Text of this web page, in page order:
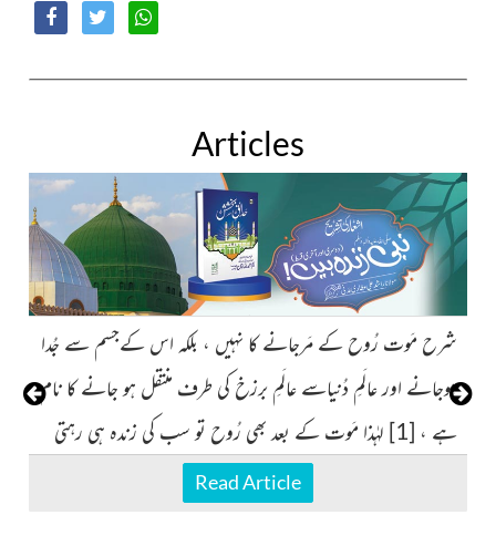
Articles
شرح مَوت رُوح کے مَرجانے کا نہیں ، بلکہ اس کےجسم سے جُدا
ہوجانے اور عالَمِ دُنیاسے عالَمِ برزخ کی طرف منتقل ہو جانے کا نام
ہے ، [1] لہٰذا مَوت کے بعد بھی رُوح تو سب کی زندہ ہی رہتی
Read Article